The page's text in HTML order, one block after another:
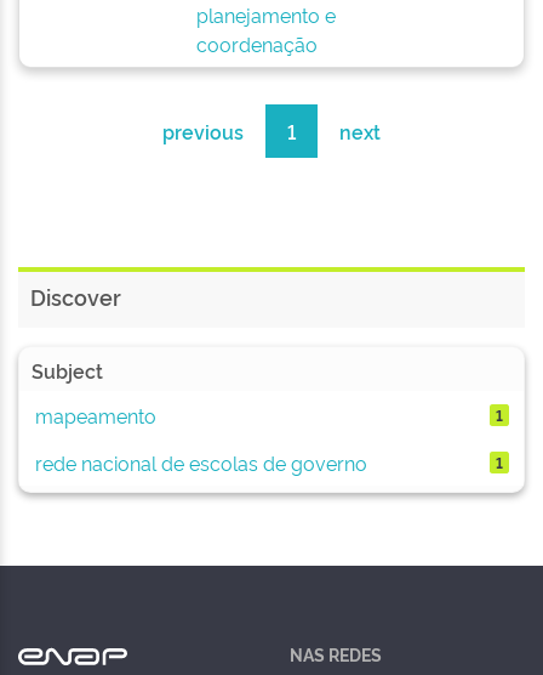
planejamento e
coordenação
previous 1 next
Discover
Subject
mapeamento
1
rede nacional de escolas de governo 1
NAS REDES